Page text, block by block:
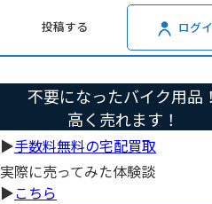
投稿する ログ
不要になったバイク用品！
高く売れます！
▶︎手数料無料の宅配買取
実際に売ってみた体験談
▶︎こちら